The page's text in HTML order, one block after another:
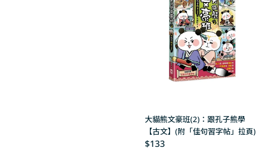
大貓熊文豪班(2)：跟孔子熊學
【古文】(附「佳句習字帖」拉頁)
Regular
$133